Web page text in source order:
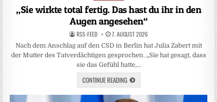
„Sie wirkte total fertig. Das hast du ihr in den
Augen angesehen“
RSS-FEED 7. AUGUST 2026
Nach dem Anschlag auf den CSD in Berlin hat Julia Zabert mit
der Mutter des Tatverdächtigen gesprochen. „Sie hat gesagt, dass
sie das Gefühl hatte,…
CONTINUE READING